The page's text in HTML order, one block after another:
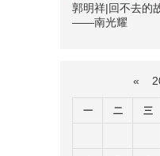
郭明祥|回不去的
——南光耀
«
一 二 三